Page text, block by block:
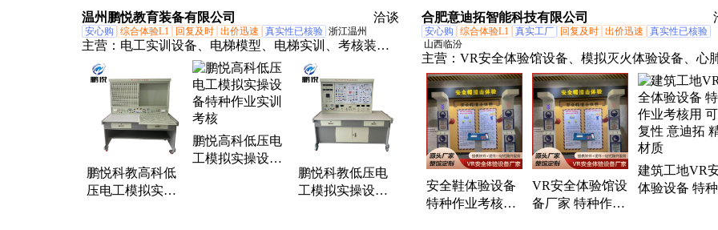
机、教学实操设备
SCL3 特种设备
作业操作
SCL3 特种设备
作业实操设备
SCL3 特种设
作业操作设备
温州鹏悦教育装备有限公司 洽谈
安心购 综合体验L1 回复及时 出价迅速 真实性已核验 浙江温州
主营： 电工实训设备、电梯模型、电梯实训、考核装
置、维修电工实训装置、安全培训设备、机床电气设
备、楼宇智能、液压与气动
鹏悦科教高科低
压电工模拟实操
鹏悦高科低压电
工模拟实操设备
鹏悦科教低压电
工模拟实操设备
合肥意迪拓智能科技有限公司
安心购 综合体验L1 真实工厂 回复及时 出价迅速
真实性已核验
山西临汾
主营： VR安全体验馆设备、模拟灭火体验设备、心
苏体验设备、消防体验馆设备、模拟触电体验设备
全隐患排查系统、知识抢答系统、智慧劳保用品展
安全帽安全鞋撞击体验、模拟电动车起火、模拟高
落体验、交通红绿灯体验系统、模拟报警设备、模
械伤害体验设备、施工安全体验设备、VR安全带体验
备、模拟厨房着火体验、安全用电体验设备、火灾
实验台、安全教育科普、结绳自救学习、标志识别系
统、交通安全体验、应急安全体验馆设备
安全鞋体验设备
特种作业考核用
VR安全体验馆设
备厂家 特种作业
建筑工地VR
体验设备 特